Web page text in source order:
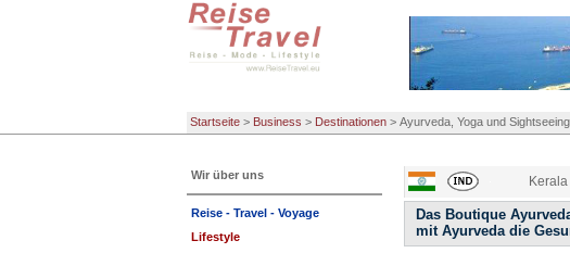
Startseite > Business > Destinationen > Ayurveda, Yoga und Sightseeing
Kerala
Das Boutique
mit Ayurveda die
Wir über uns
Reise - Travel - Voyage
Lifestyle